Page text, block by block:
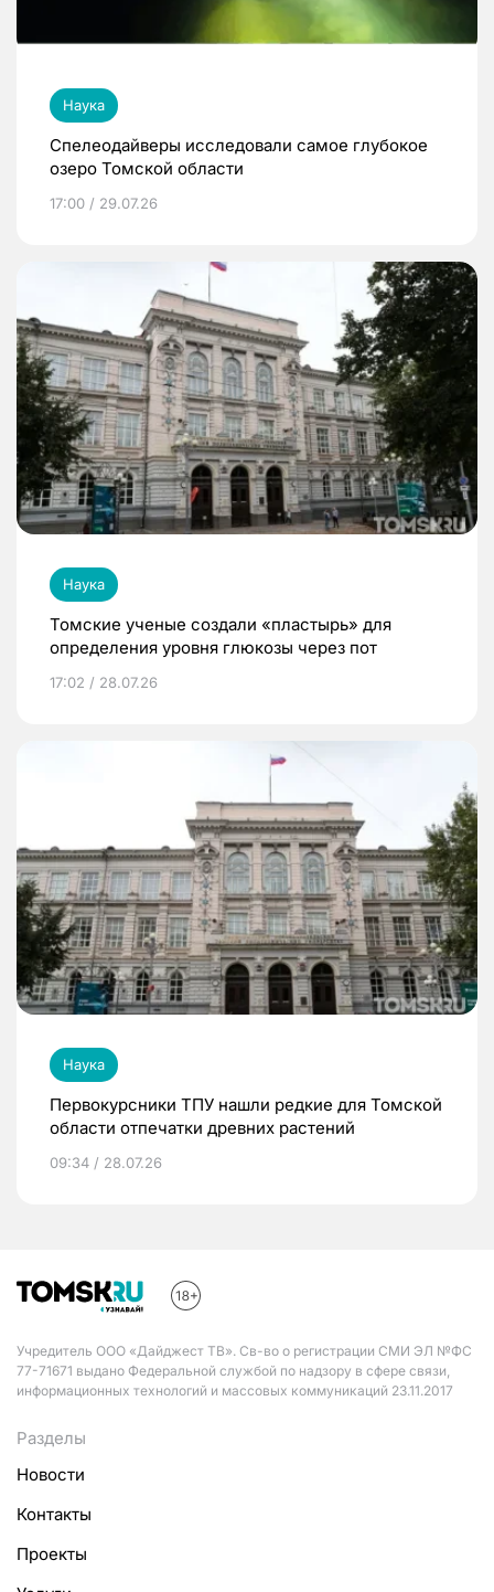
Наука
Спелеодайверы исследовали самое глубокое
озеро Томской области
17:00 / 29.07.26
Наука
Томские ученые создали «пластырь» для
определения уровня глюкозы через пот
17:02 / 28.07.26
Наука
Первокурсники ТПУ нашли редкие для Томской
области отпечатки древних растений
09:34 / 28.07.26
Учредитель ООО «Дайджест ТВ». Св-во о регистрации СМИ ЭЛ №ФС
77-71671 выдано Федеральной службой по надзору в сфере связи,
информационных технологий и массовых коммуникаций 23.11.2017
Разделы
Новости
Контакты
Проекты